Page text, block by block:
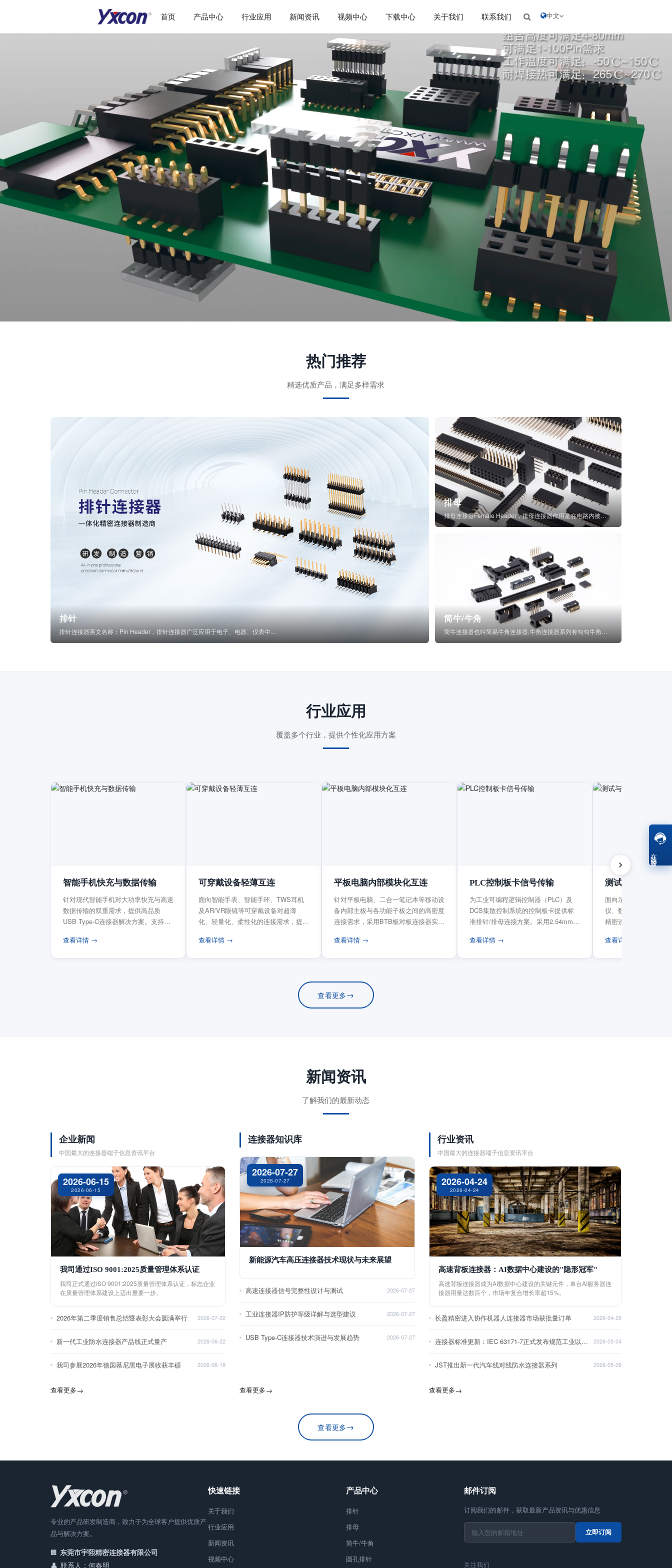
首页 产品中心 行业应用 新闻资讯 视频中心 下载中心 关于我们 联系我们 中文
热门推荐
精选优质产品，满足多样需求
排针
排针连接器英文名称：Pin Header，排针连接器广泛应用于电子、电器、仪表中...
排母
排母连接器Female Header，排母连接器作用是在电路内被阻断处或孤立不通...
简牛/牛角
行业应用
覆盖多个行业，提供个性化应用方案
智能手机快充与数据传输
针对现代智能手机对大功率快充与高速
数据传输的双重需求，提供高品质
USB Type-C连接器解决方案。支持
查看详情 →
可穿戴设备轻薄互连
面向智能手表、智能手环、TWS耳机
及AR/VR眼镜等可穿戴设备对超薄
化、轻量化、柔性化的连接需求，提供
查看详情 →
平板电脑内部模块化互连
针对平板电脑、二合一笔记本等移动设
备内部主板与各功能子板之间的高密度
连接需求，采用BTB板对板连接器实现
查看详情 →
PLC控制板卡信号传输
为工业可编程逻辑控制器（PLC）及
DCS集散控制系统的控制板卡提供标
准排针/排母连接方案。采用2.54mm标
查看详情 →
测试与测量设备
面向示波器、信号发
仪、数据采集卡等电
精密连接需求，提供
查看详情 →
查看更多→
新闻资讯
了解我们的最新动态
企业新闻
中国最大的连接器端子信息资讯平台
2026-06-15
2026-06-15
我司通过ISO 9001:2025质量管理体系认证
我司正式通过ISO 9001:2025质量管理体系认证，标志企业
在质量管理体系建设上迈出重要一步。
2026年第二季度销售总结暨表彰大会圆满举行 2026-07-02
新一代工业防水连接器产品线正式量产 2026-06-22
我司参展2026年德国慕尼黑电子展收获丰硕 2026-06-18
查看更多→
连接器知识库
2026-07-27
2026-07-27
新能源汽车高压连接器技术现状与未来展望
高速连接器信号完整性设计与测试 2026-07-27
工业连接器IP防护等级详解与选型建议 2026-07-27
USB Type-C连接器技术演进与发展趋势 2026-07-27
查看更多→
行业资讯
中国最大的连接器端子信息资讯平台
2026-04-24
2026-04-24
高速背板连接器：AI数据中心建设的"隐形冠军"
高速背板连接器成为AI数据中心建设的关键元件，单台AI服务器连
接器用量达数百个，市场年复合增长率超15%。
长盈精密进入协作机器人连接器市场获批量订单 2026-04-29
连接器标准更新：IEC 63171-7正式发布规范工业以太网接口 2026-05-04
JST推出新一代汽车线对线防水连接器系列 2026-05-09
查看更多→
查看更多→
专业的产品研发制造商，致力于为全球客户提供优质产
品与解决方案。
东莞市宇熙精密连接器有限公司
联系人：何春明
快速链接
关于我们
行业应用
新闻资讯
视频中心
产品中心
排针
排母
简牛/牛角
圆孔排针
邮件订阅
订阅我们的邮件，获取最新产品资讯与优惠信息
立即订阅
关注我们
在线客服